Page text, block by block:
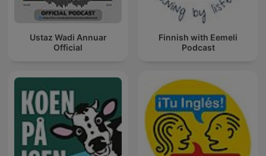
Ustaz Wadi Annuar
Official
Finnish with Eemeli
Podcast